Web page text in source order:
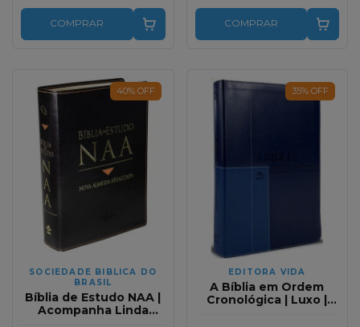
COMPRAR COMPRAR
40% OFF
SOCIEDADE BIBLICA DO
BRASIL
Bíblia de Estudo NAA |
Acompanha Linda
35% OFF
EDITORA VIDA
A Bíblia em Ordem
Cronológica | Luxo |